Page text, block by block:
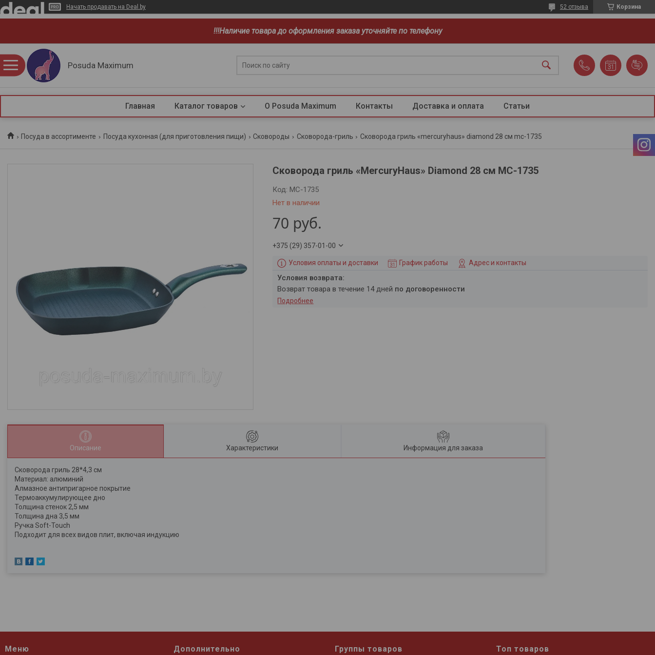
Начать продавать на Deal.by Корзина
52 отзыва
!!!Наличие товара до оформления заказа уточняйте по телефону
Posuda Maximum
Главная Каталог товаров О Posuda Maximum Контакты Доставка и оплата Статьи
Посуда в ассортименте Посуда кухонная (для приготовления пищи) Сковороды Сковорода-гриль Сковорода гриль «mercuryhaus» diamond 28 см mc-1735
Сковорода гриль «MercuryHaus» Diamond 28 см MC-1735
Нет в наличии
Код: MC-1735
70 руб.
+375 (29) 357-01-00
Условия оплаты и доставки График работы Адрес и контакты
возврат товара в течение 14 дней по договоренности
Подробнее
Описание Характеристики Информация для заказа
Сковорода гриль 28*4,3 см
Материал: алюминий
Алмазное антипригарное покрытие
Термоаккумулирующее дно
Толщина стенок 2,5 мм
Толщина дна 3,5 мм
Ручка Soft-Touch
Подходит для всех видов плит, включая индукцию
Меню Дополнительно Группы товаров Топ товаров